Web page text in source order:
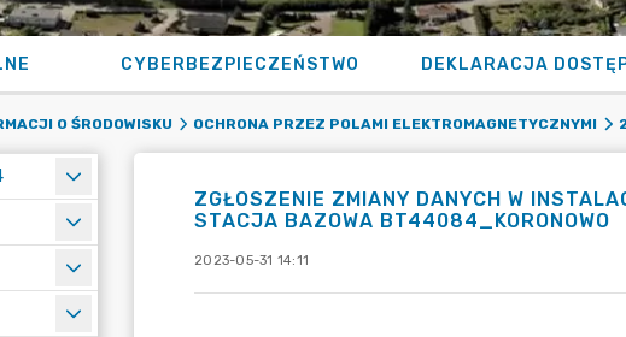
CYBERBEZPIECZEŃSTWO
O ŚRODOWISKU OCHRONA PRZEZ POLAMI ELEKTROMAGNETYCZNYMI
ZGŁOSZENIE ZMIANY DANYCH W
STACJA BAZOWA BT44084_KORONOWO
2023-05-31 14:11